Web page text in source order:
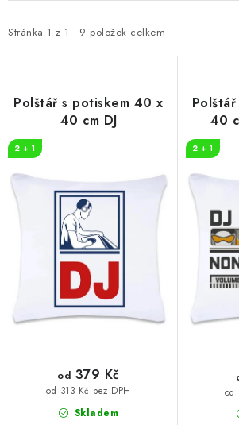
i
r
d
u
k
Stránka 1 z 1 - 9 položek celkem
e
p
o
d
u
k
Polštář s potiskem 40 x
40 cm DJ
2 + 1
Skladem
od 313 Kč bez DPH
od 379 Kč
40
2 + 1
od